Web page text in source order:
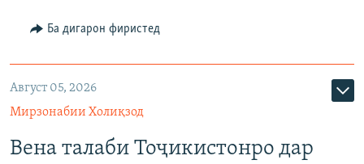
Ба дигарон фиристед
Август 05, 2026
Мирзонабии Холиқзод
Вена талаби Тоҷикистонро дар